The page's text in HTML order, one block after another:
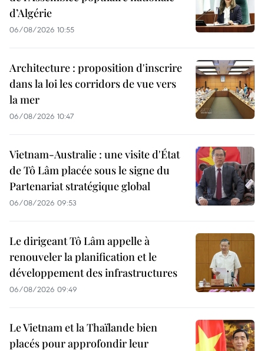
d’Algérie
06/08/2026 10:55
Architecture : proposition d'inscrire
dans la loi les corridors de vue vers
la mer
06/08/2026 10:47
Vietnam-Australie : une visite d'État
de Tô Lâm placée sous le signe du
Partenariat stratégique global
06/08/2026 09:53
Le dirigeant Tô Lâm appelle à
renouveler la planification et le
développement des infrastructures
06/08/2026 09:49
Le Vietnam et la Thaïlande bien
placés pour approfondir leur